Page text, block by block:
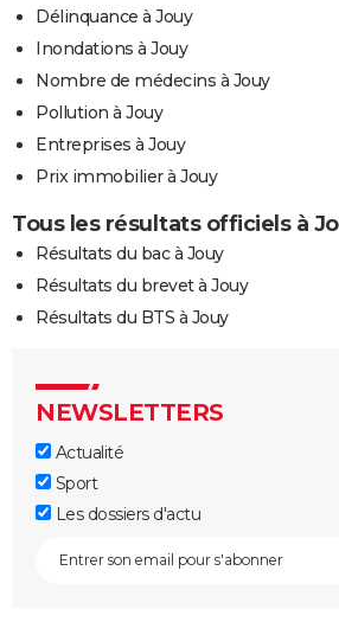
Délinquance à Jouy
Inondations à Jouy
Nombre de médecins à Jouy
Pollution à Jouy
Entreprises à Jouy
Prix immobilier à Jouy
Tous les résultats officiels à
Résultats du bac à Jouy
Résultats du brevet à Jouy
Résultats du BTS à Jouy
NEWSLETTERS
Actualité
Sport
Les dossiers d'actu